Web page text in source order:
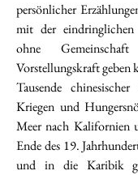
persönlicher
mit der eindringlichen
ohne
Vorstellungskraft geben
Tausende
Kriegen und
Meer nach Kalifornien
Ende des 19.
und in die Karibik